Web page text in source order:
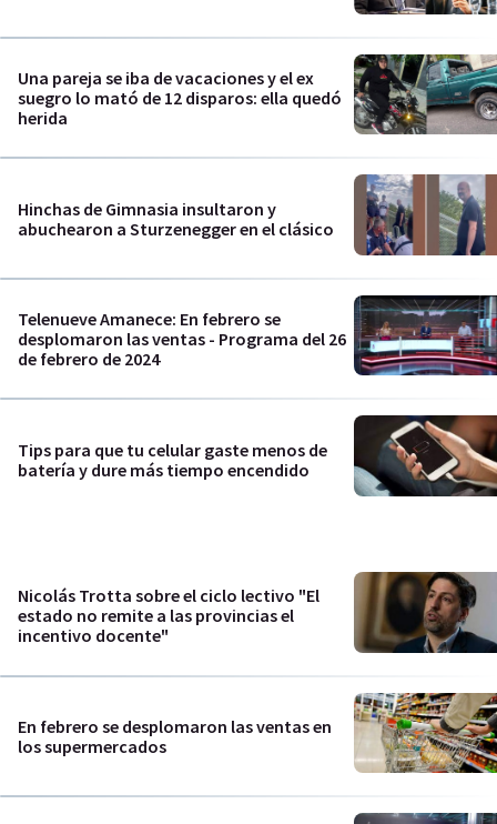
Una pareja se iba de vacaciones y el ex
suegro lo mató de 12 disparos: ella quedó
herida
Hinchas de Gimnasia insultaron y
abuchearon a Sturzenegger en el clásico
Telenueve Amanece: En febrero se
desplomaron las ventas - Programa del 26
de febrero de 2024
Tips para que tu celular gaste menos de
batería y dure más tiempo encendido
Nicolás Trotta sobre el ciclo lectivo "El
estado no remite a las provincias el
incentivo docente"
En febrero se desplomaron las ventas en
los supermercados